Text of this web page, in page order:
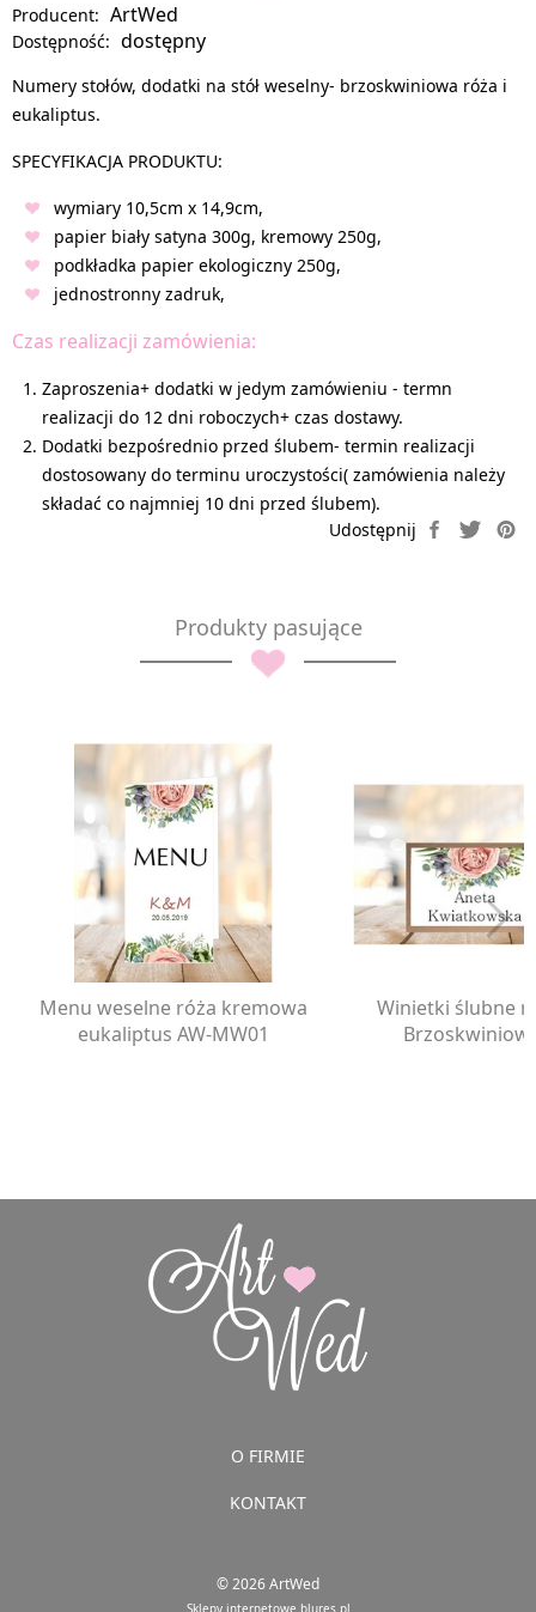
Producent: ArtWed
Dostępność: dostępny
Numery stołów, dodatki na stół weselny- brzoskwiniowa róża i
eukaliptus.
SPECYFIKACJA PRODUKTU:
wymiary 10,5cm x 14,9cm,
papier biały satyna 300g, kremowy 250g,
podkładka papier ekologiczny 250g,
jednostronny zadruk,
Czas realizacji zamówienia:
Zaproszenia+ dodatki w jedym zamówieniu - termn
realizacji do 12 dni roboczych+ czas dostawy.
Dodatki bezpośrednio przed ślubem- termin realizacji
dostosowany do terminu uroczystości( zamówienia należy
składać co najmniej 10 dni przed ślubem).
Produkty pasujące
Menu weselne róża kremowa
eukaliptus AW-MW01
Winietki ślubne
O FIRMIE
KONTAKT
© 2026 ArtWed
Sklepy internetowe blures.pl